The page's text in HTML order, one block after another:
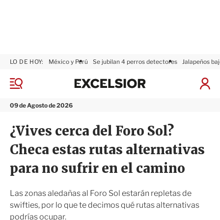
M
n
09 de Agosto de 2026
LO DE HOY: México y Perú Se jubilan 4 perros detectores Jalapeños
I
x
s
r
¿Vives cerca del Foro Sol?
Checa estas rutas alternativas
para no sufrir en el camino
Las zonas aledañas al Foro Sol estarán repletas de
swifties, por lo que te decimos qué rutas alternativas
podrías ocupar.